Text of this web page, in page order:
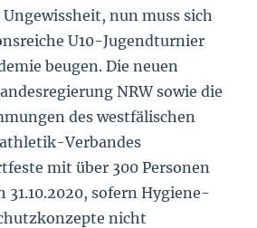
nun muss sich
U10-Jugendturnier
beugen. Die neuen
NRW sowie die
des westfälischen
Verbandes
mit über 300 Personen
31.10.2020, sofern Hygiene-
nicht